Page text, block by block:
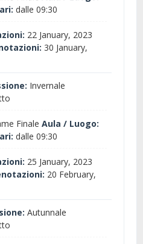
dalle 09:30
22 January, 2023
30 January,
Invernale
Finale Aula / Luogo:
dalle 09:30
25 January, 2023
20 February,
Autunnale